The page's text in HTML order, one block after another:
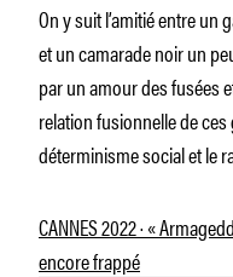
On y suit l’amitié entre un
et un camarade noir un
par un amour des fusées
relation fusionnelle de
déterminisme social et le
CANNES 2022 · «
encore frappé